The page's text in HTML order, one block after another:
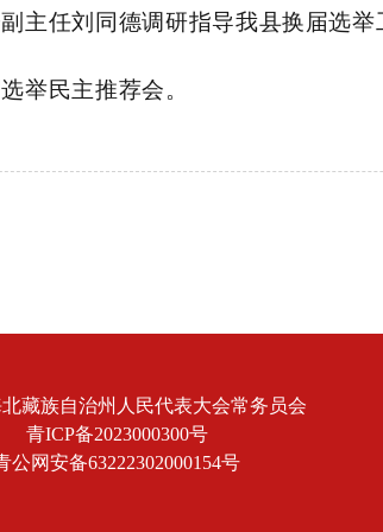
主任刘同德调研指导我县换届选举
举民主推荐会。
藏族自治州人民代表大会常务员会
青ICP备2023000300号
公网安备63222302000154号